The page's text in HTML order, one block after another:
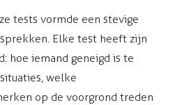
tests vormde een stevige
Elke test heeft zijn
hoe iemand geneigd is te
welke
op de voorgrond treden